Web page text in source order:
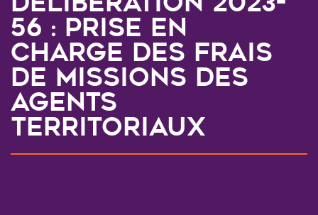
56 : Prise en
charge des frais
de missions des
agents
territoriaux